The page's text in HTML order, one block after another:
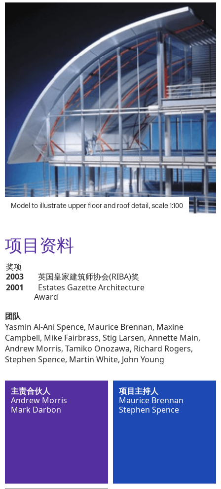
项目资料
奖项
2003
英国皇家建筑师协会(RIBA)奖
2001
Estates Gazette Architecture
Award
团队
Yasmin Al-Ani Spence, Maurice Brennan, Maxine
Campbell, Mike Fairbrass, Stig Larsen, Annette Main,
Andrew Morris, Tamiko Onozawa, Richard Rogers,
Stephen Spence, Martin White, John Young
主责合伙人
Andrew Morris
Mark Darbon
项目主持人
Maurice Brennan
Stephen Spence